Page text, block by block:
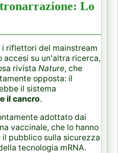
Lo
i riflettori del mainstream
accesi su un'altra ricerca,
rivista Nature, che
opposta: il
il sistema
il cancro.
adottato dai
vaccinale, che lo hanno
pubblico sulla sicurezza
tecnologia mRNA.